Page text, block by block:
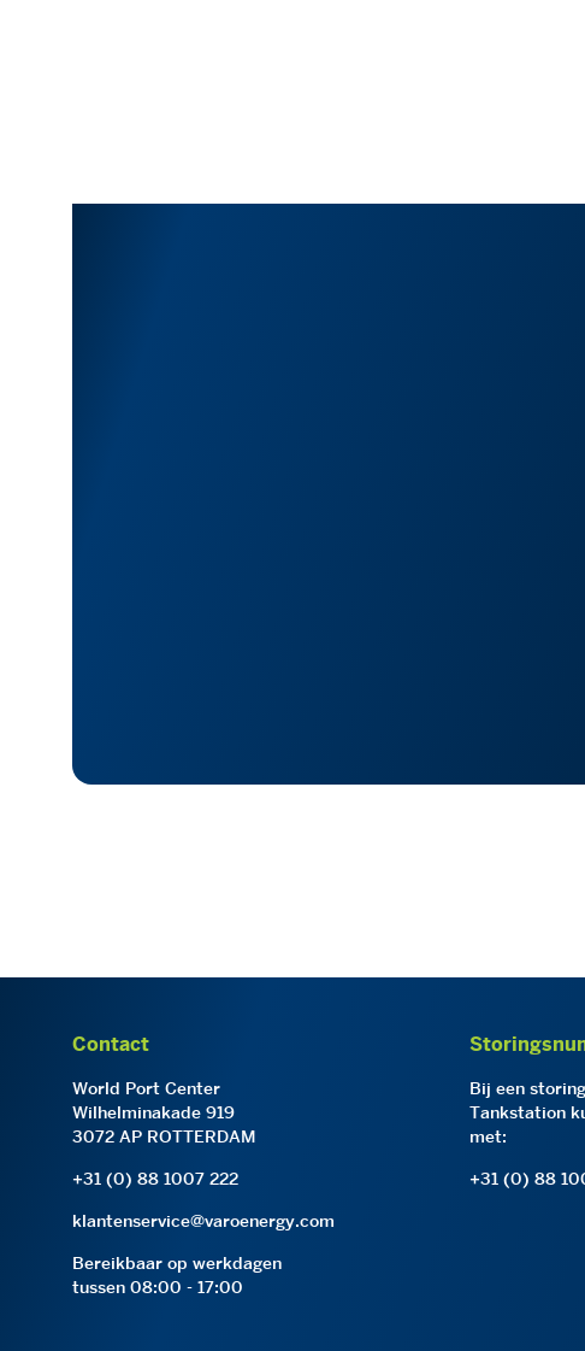
Contact
World Port Center
Wilhelminakade 919
3072 AP ROTTERDAM
+31 (0) 88 1007 222
klantenservice@varoenergy.com
Bereikbaar op werkdagen
tussen 08:00 - 17:00
Bij een
Tankstation
met:
+31 (0) 88